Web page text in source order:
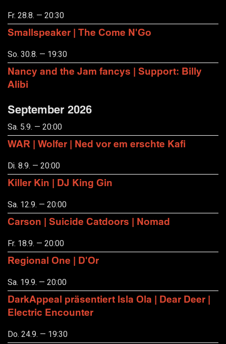
Fr. 28.8. — 20:30
Smallspeaker | The Come N'Go
So. 30.8. — 19:30
Nancy and the Jam fancys | Support: Billy
Alibi
September 2026
Sa. 5.9. — 20:00
WAR | Wolfer | Ned vor em erschte Kafi
Di. 8.9. — 20:00
Killer Kin | DJ King Gin
Sa. 12.9. — 20:00
Carson | Suicide Catdoors | Nomad
Fr. 18.9. — 20:00
Regional One | D'Or
Sa. 19.9. — 20:00
DarkAppeal präsentiert Isla Ola | Dear Deer |
Electric Encounter
Do. 24.9. — 19:30